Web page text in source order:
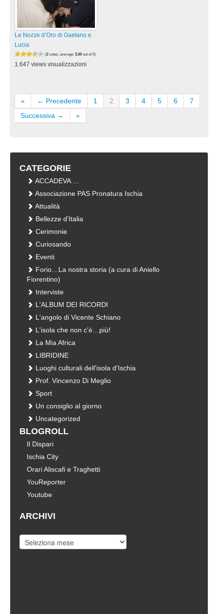
Le Nozze d’Oro di Gaetano e
Lucia
(2 votes, average: 3,50 out of 5)
1.647 views visualizzazioni
« ← Precedente 1 2 3 4 5 6
7
Successiva →
»
CATEGORIE
ACCADEVA …
Associazione PAS Pronatura Ischia
Attualità
Bellezze d'Italia
Cerimonie
Curiosando
Eventi
Forio…La nostra storia (a cura di Aniello
Fiorentino)
Interviste
L'ALBUM DEI RICORDI
L'angolo di Vicente Schiano
L'isola che non c'è…più!
La Mia Africa
LIBRIDINE
Luoghi culturali dell'isola d'Ischia
Prof. Vincenzo Di Meglio
Sport
Un consiglio al giorno
Uncategorized
BLOGROLL
Il Dispari
Ischia City
Orari Aliscafi e Traghetti
YouReporter
Youtube
ARCHIVI